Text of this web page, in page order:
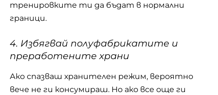
тренировките ти да бъдат в нормални
граници.
4. Избягвай полуфабрикатите и
преработените храни
Ако спазваш хранителен режим, вероятно
вече не ги консумираш. Но ако все още ги